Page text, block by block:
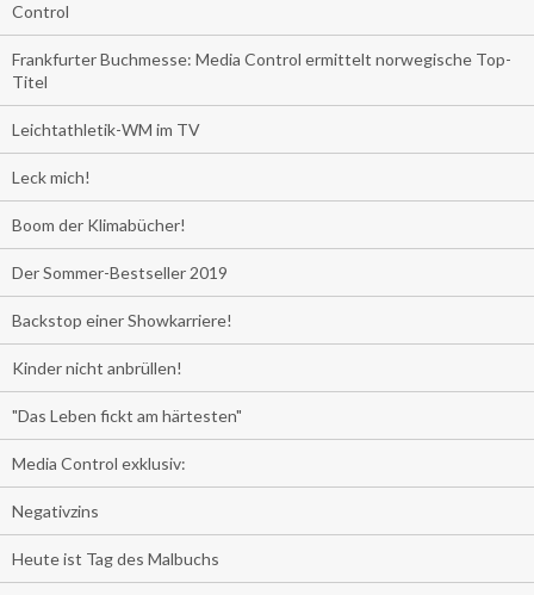
Control
Frankfurter Buchmesse: Media Control ermittelt norwegische Top-
Titel
Leichtathletik-WM im TV
Leck mich!
Boom der Klimabücher!
Der Sommer-Bestseller 2019
Backstop einer Showkarriere!
Kinder nicht anbrüllen!
"Das Leben fickt am härtesten"
Media Control exklusiv:
Negativzins
Heute ist Tag des Malbuchs